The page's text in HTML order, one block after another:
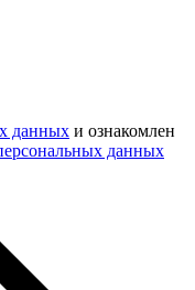
данных и ознакомлен
данных